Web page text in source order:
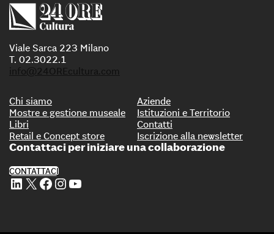
Viale Sarca 223 Milano
T. 02.3022.1
info@24OREcultura.com
Chi siamo
Mostre e gestione museale
Libri
Retail e Concept store
Aziende
Istituzioni e Territorio
Contatti
Iscrizione alla newsletter
Contattaci per iniziare una collaborazione
CONTATTACI
Profilo Linkedin di 24 ORE Cultura Profilo X di 24 ORE Cultura Profilo Facebook di 24 ORE Cultura Profilo Instagram di 24 ORE Cultura Profilo Youtube di 24 ORE Cultura